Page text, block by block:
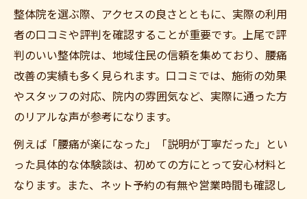
整体院を選ぶ際、アクセスの良さとともに、実際の利用
者の口コミや評判を確認することが重要です。上尾で評
判のいい整体院は、地域住民の信頼を集めており、腰痛
改善の実績も多く見られます。口コミでは、施術の効果
やスタッフの対応、院内の雰囲気など、実際に通った方
のリアルな声が参考になります。
例えば「腰痛が楽になった」「説明が丁寧だった」とい
った具体的な体験談は、初めての方にとって安心材料と
なります。また、ネット予約の有無や営業時間も確認し